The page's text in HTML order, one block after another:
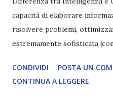
capacità di elaborare
risolvere problemi,
estremamente sofisticata
soggettiva, non prova vero
autentico, non ha
CONDIVIDI
POSTA UN
CONTINUA A LEGGERE